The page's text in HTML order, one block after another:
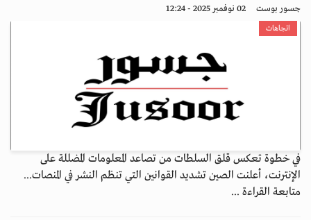
جسور بوست 02 نوفمبر 2025 - 12:24
اتجاهات
في خطوة تعكس قلق السلطات من تصاعد المعلومات المضللة على
الإنترنت، أعلنت الصين تشديد القوانين التي تنظم النشر في المنصات...
متابعة القراءة ...